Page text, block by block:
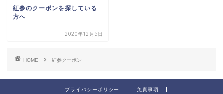
紅参のクーポンを探している
方へ
2020年12月5日
HOME 紅参クーポン
プライバシーポリシー 免責事項